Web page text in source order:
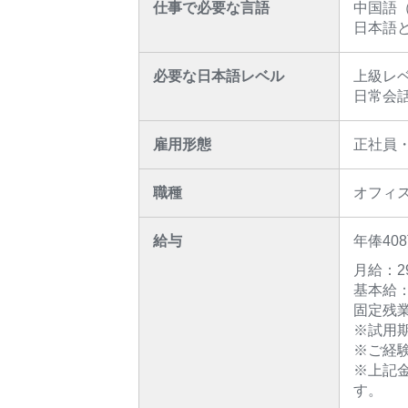
仕事で必要な言語
中国語
日本語
必要な日本語レベル
上級レ
日常会
雇用形態 正社員
職種 オフィ
給与
年俸
月給：
基本給
固定残
※試用
※ご経
※上記
す。